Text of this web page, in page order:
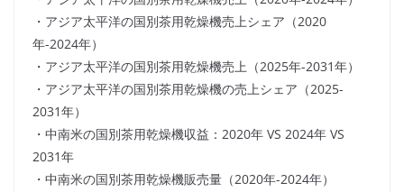
・アジア太平洋の国別茶用乾燥機売上シェア（2020
年-2024年）
・アジア太平洋の国別茶用乾燥機売上（2025年-2031年）
・アジア太平洋の国別茶用乾燥機の売上シェア（2025-
2031年）
・中南米の国別茶用乾燥機収益：2020年 VS 2024年 VS
2031年
・中南米の国別茶用乾燥機販売量（2020年-2024年）